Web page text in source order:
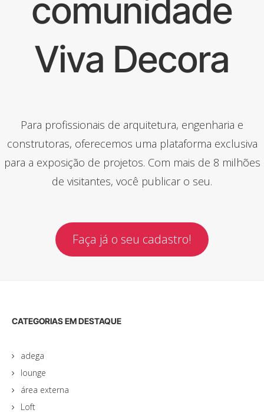
comunidade
Viva Decora
Para profissionais de arquitetura, engenharia e
construtoras, oferecemos uma plataforma exclusiva
para a exposição de projetos. Com mais de 8 milhões
de visitantes, você publicar o seu.
Faça já o seu cadastro!
CATEGORIAS EM DESTAQUE
adega
lounge
área externa
Loft